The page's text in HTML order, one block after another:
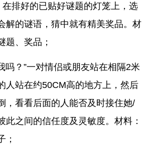
在排好的已贴好谜题的灯笼上，选
解的谜语，猜中就有精美奖品。材
题、奖品；
吗？”一对情侣或朋友站在相隔2米
人站在约50CM高的地方上，然后
，看看后面的人能否及时接住她/
此之间的信任度及灵敏度。材料：
；